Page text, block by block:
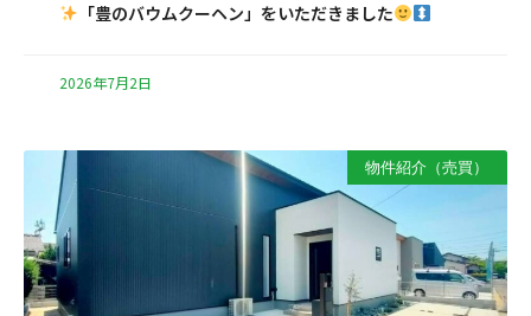
「豊のバウムクーヘン」をいただきました
2026年7月2日
物件紹介（売買）